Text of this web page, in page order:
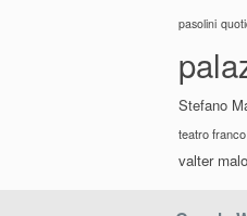
pasolini
Stefano
teatro
valter